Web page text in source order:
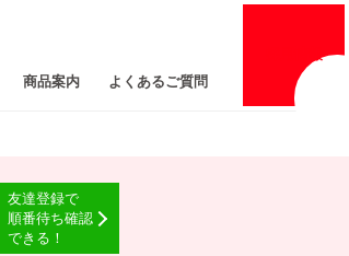
情報
商品案内 よくあるご質問
友達登録で
順番待ち確認
できる！